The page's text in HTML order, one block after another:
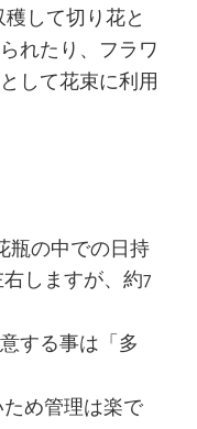
穫して切り花と
れたり、フラワ
して花束に利用
瓶の中での日持
しますが、約7
する事は「多
め管理は楽で